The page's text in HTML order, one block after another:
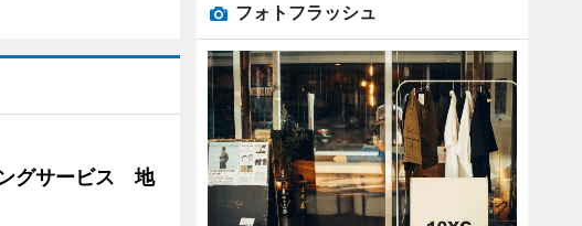
グサービス 地
フォトフラッシュ